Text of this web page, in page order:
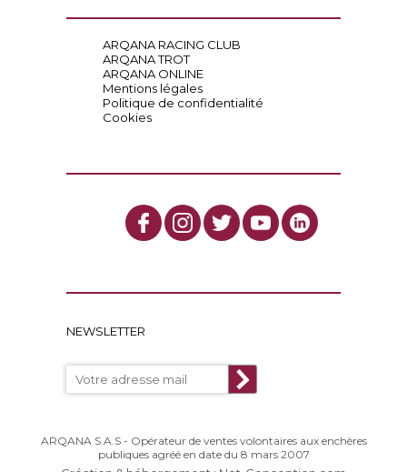
ARQANA RACING CLUB
ARQANA TROT
ARQANA ONLINE
Mentions légales
Politique de confidentialité
Cookies
NEWSLETTER
ARQANA S.A.S - Opérateur de ventes volontaires aux enchères
publiques agréé en date du 8 mars 2007